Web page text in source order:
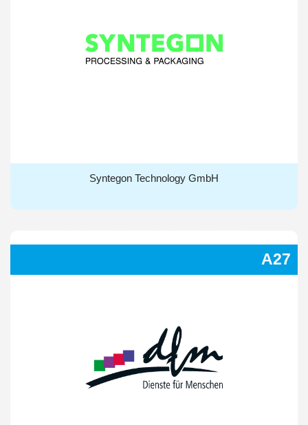
Syntegon Technology GmbH
Syntegon Technology GmbH
A27
Dienste für Menschen gGmbH